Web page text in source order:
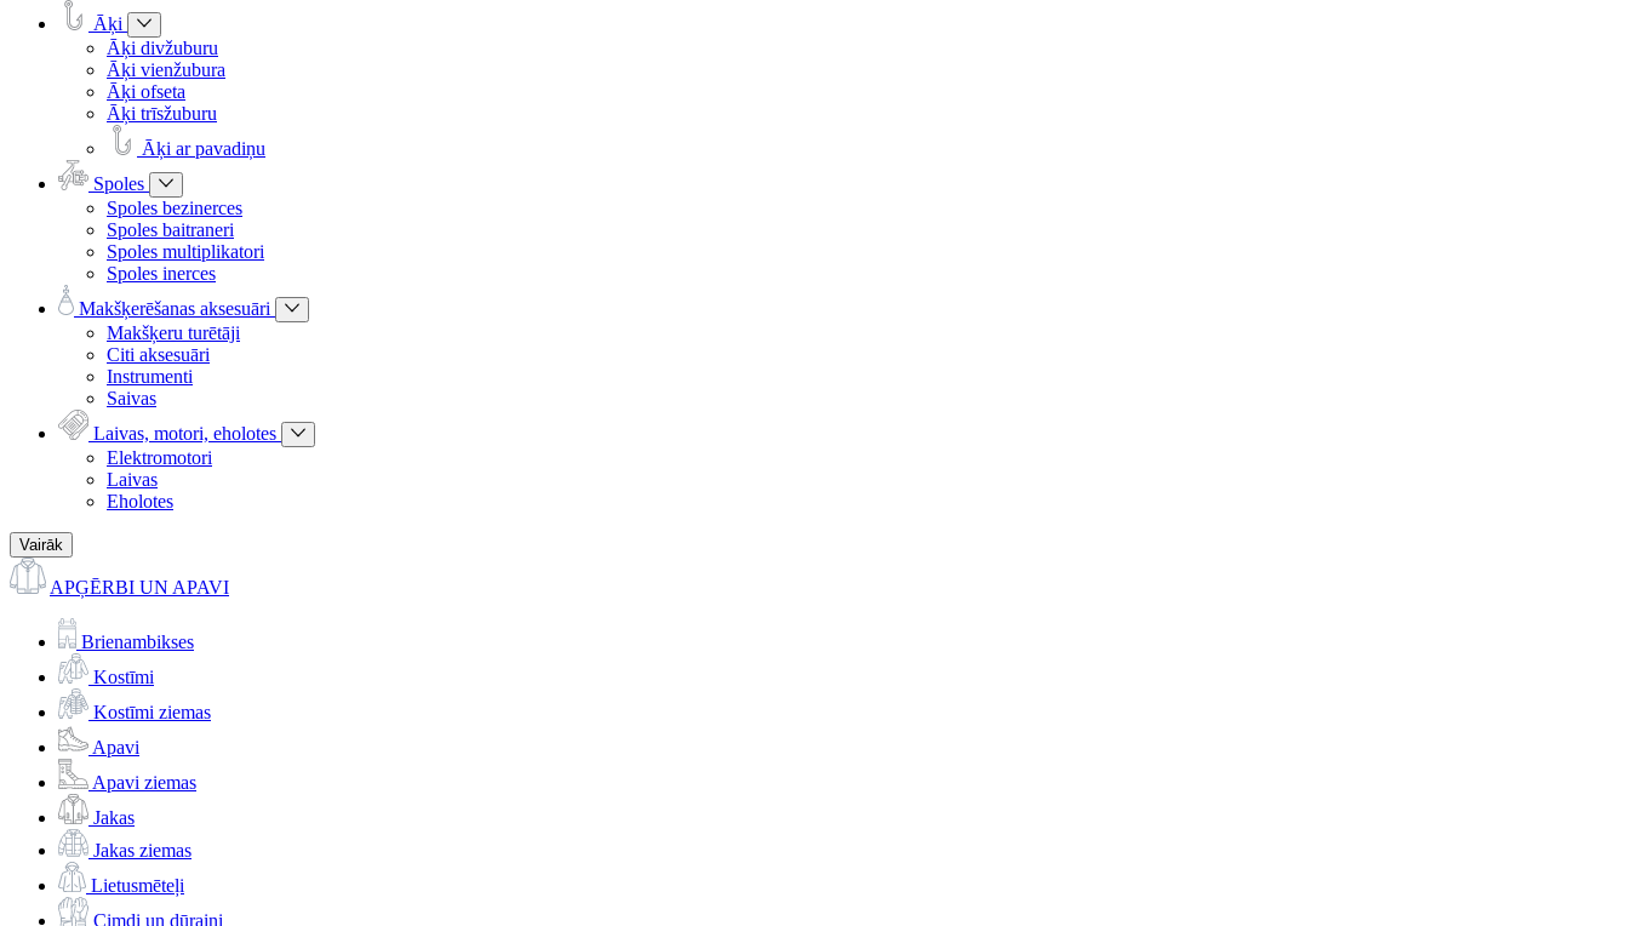
Āķi
Āķi divžuburu
Āķi vienžubura
Āķi ofseta
Āķi trīsžuburu
Āķi ar pavadiņu
Spoles
Spoles bezinerces
Spoles baitraneri
Spoles multiplikatori
Spoles inerces
Makšķerēšanas aksesuāri
Makšķeru turētāji
Citi aksesuāri
Instrumenti
Saivas
Laivas, motori, eholotes
Elektromotori
Laivas
Eholotes
Vairāk
APĢĒRBI UN APAVI
Brienambikses
Kostīmi
Kostīmi ziemas
Apavi
Apavi ziemas
Jakas
Jakas ziemas
Lietusmēteļi
Cimdi un dūraiņi